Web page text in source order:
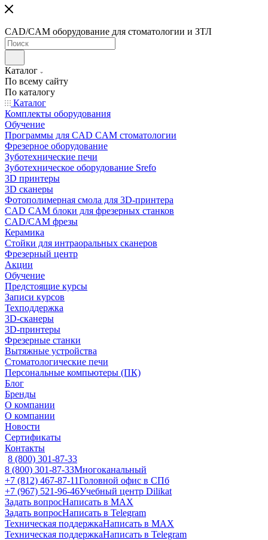
CAD/CAM оборудование для стоматологии и ЗТЛ
Каталог
По всему сайту
По каталогу
Каталог
Комплекты оборудования
Обучение
Программы для CAD CAM стоматологии
Фрезерное оборудование
Зуботехнические печи
Зуботехническое оборудование Srefo
3D принтеры
3D сканеры
Фотополимерная смола для 3D-принтера
CAD CAM блоки для фрезерных станков
CAD/CAM фрезы
Керамика
Стойки для интраоральных сканеров
Фрезерный центр
Акции
Обучение
Предстоящие курсы
Записи курсов
Техподдержка
3D-сканеры
3D-принтеры
Фрезерные станки
Вытяжные устройства
Стоматологические печи
Персональные компьютеры (ПК)
Блог
Бренды
О компании
О компании
Новости
Сертификаты
Контакты
8 (800) 301-87-33
8 (800) 301-87-33Многоканальный
+7 (812) 467-87-11Головной офис в СПб
+7 (967) 521-96-46Учебный центр Dilikat
Задать вопросНаписать в MAX
Задать вопросНаписать в Telegram
Техническая поддержкаНаписать в MAX
Техническая поддержкаНаписать в Telegram